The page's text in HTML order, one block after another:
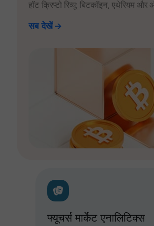
हॉट क्रिप्टो रिव्यू: बिटकॉइन, एथेरियम
सब देखें
फ्यूचर्स मार्केट एनालिटिक्स